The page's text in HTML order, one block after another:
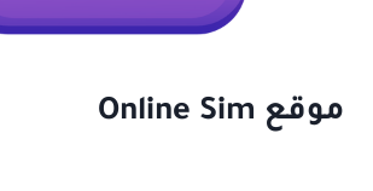
موقع Online Sim